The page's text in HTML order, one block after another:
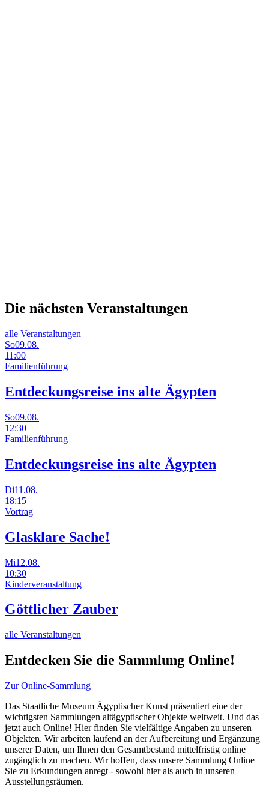
Die nächsten Veranstaltungen
alle Veranstaltungen
So09.08.
11:00
Familienführung
Entdeckungsreise ins alte Ägypten
So09.08.
12:30
Familienführung
Entdeckungsreise ins alte Ägypten
Di11.08.
18:15
Vortrag
Glasklare Sache!
Mi12.08.
10:30
Kinderveranstaltung
Göttlicher Zauber
alle Veranstaltungen
Entdecken Sie die Sammlung Online!
Zur Online-Sammlung
Das Staatliche Museum Ägyptischer Kunst präsentiert eine der
wichtigsten Sammlungen altägyptischer Objekte weltweit. Und das
jetzt auch Online! Hier finden Sie vielfältige Angaben zu unseren
Objekten. Wir arbeiten laufend an der Aufbereitung und Ergänzung
unserer Daten, um Ihnen den Gesamtbestand mittelfristig online
zugänglich zu machen. Wir hoffen, dass unsere Sammlung Online
Sie zu Erkundungen anregt - sowohl hier als auch in unseren
Ausstellungsräumen.